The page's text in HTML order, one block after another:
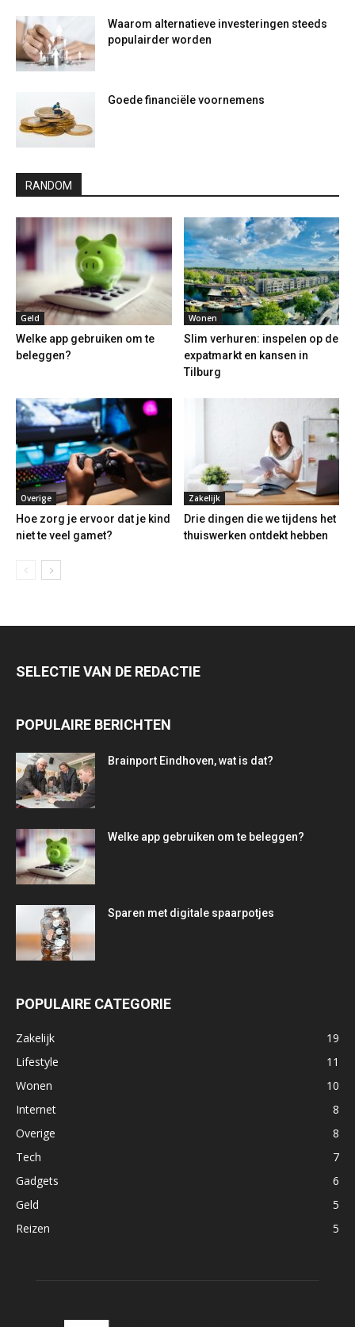
Waarom alternatieve investeringen steeds
populairder worden
Goede financiële voornemens
RANDOM
Geld
Welke app gebruiken om te
beleggen?
Wonen
Slim verhuren: inspelen op de
expatmarkt en kansen in
Tilburg
Overige
Hoe zorg je ervoor dat je kind
niet te veel gamet?
Zakelijk
Drie dingen die we tijdens het
thuiswerken ontdekt hebben
SELECTIE VAN DE REDACTIE
POPULAIRE BERICHTEN
Brainport Eindhoven, wat is dat?
Welke app gebruiken om te beleggen?
Sparen met digitale spaarpotjes
POPULAIRE CATEGORIE
Zakelijk
19
Lifestyle
11
Wonen
10
Internet
8
Overige
8
Tech
7
Gadgets
6
Geld
5
Reizen
5